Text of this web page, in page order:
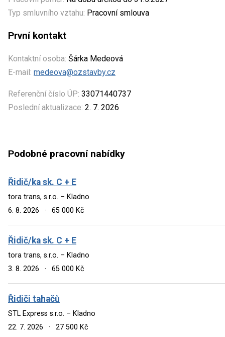
Typ smluvního vztahu: Pracovní smlouva
První kontakt
Kontaktní osoba: Šárka Medeová
E-mail: medeova@ozstavby.cz
Referenční číslo ÚP: 33071440737
Poslední aktualizace: 2. 7. 2026
Podobné pracovní nabídky
Řidič/ka sk. C + E
tora trans, s.r.o. – Kladno
6. 8. 2026
· 65 000 Kč
Řidič/ka sk. C + E
tora trans, s.r.o. – Kladno
3. 8. 2026
· 65 000 Kč
Řidiči tahačů
STL Express s.r.o. – Kladno
22. 7. 2026
· 27 500 Kč